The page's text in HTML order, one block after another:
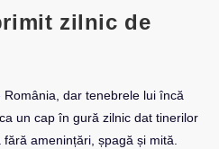
zilnic de
dar tenebrele lui încă
un cap în gură zilnic dat tinerilor
amenințări, șpagă și mită.